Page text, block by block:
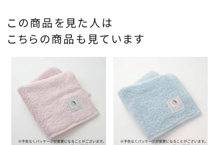
この商品を見た人は
こちらの商品も見ています